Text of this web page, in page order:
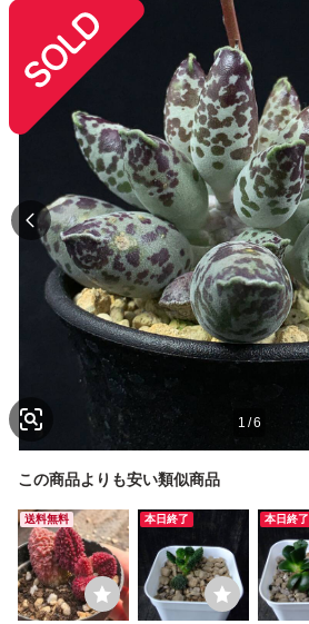
1 /6
この商品よりも安い類似商品
送料無料 本日終了 本日終了